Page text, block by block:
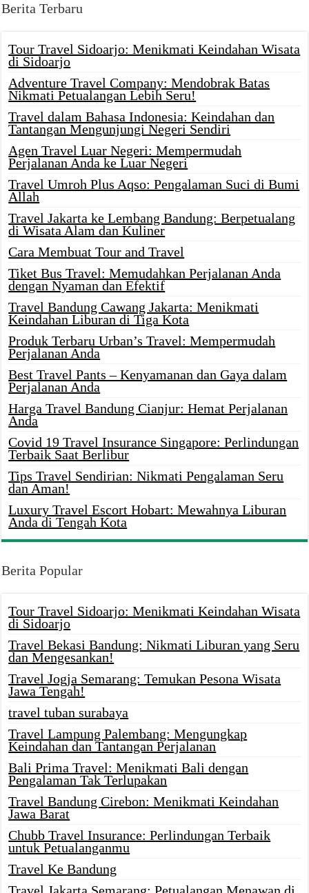
Berita Terbaru
Tour Travel Sidoarjo: Menikmati Keindahan Wisata
di Sidoarjo
Adventure Travel Company: Mendobrak Batas
Nikmati Petualangan Lebih Seru!
Travel dalam Bahasa Indonesia: Keindahan dan
Tantangan Mengunjungi Negeri Sendiri
Agen Travel Luar Negeri: Mempermudah
Perjalanan Anda ke Luar Negeri
Travel Umroh Plus Aqso: Pengalaman Suci di Bumi
Allah
Travel Jakarta ke Lembang Bandung: Berpetualang
di Wisata Alam dan Kuliner
Cara Membuat Tour and Travel
Tiket Bus Travel: Memudahkan Perjalanan Anda
dengan Nyaman dan Efektif
Travel Bandung Cawang Jakarta: Menikmati
Keindahan Liburan di Tiga Kota
Produk Terbaru Urban’s Travel: Mempermudah
Perjalanan Anda
Best Travel Pants – Kenyamanan dan Gaya dalam
Perjalanan Anda
Harga Travel Bandung Cianjur: Hemat Perjalanan
Anda
Covid 19 Travel Insurance Singapore: Perlindungan
Terbaik Saat Berlibur
Tips Travel Sendirian: Nikmati Pengalaman Seru
dan Aman!
Luxury Travel Escort Hobart: Mewahnya Liburan
Anda di Tengah Kota
Berita Popular
Tour Travel Sidoarjo: Menikmati Keindahan Wisata
di Sidoarjo
Travel Bekasi Bandung: Nikmati Liburan yang Seru
dan Mengesankan!
Travel Jogja Semarang: Temukan Pesona Wisata
Jawa Tengah!
travel tuban surabaya
Travel Lampung Palembang: Mengungkap
Keindahan dan Tantangan Perjalanan
Bali Prima Travel: Menikmati Bali dengan
Pengalaman Tak Terlupakan
Travel Bandung Cirebon: Menikmati Keindahan
Jawa Barat
Chubb Travel Insurance: Perlindungan Terbaik
untuk Petualanganmu
Travel Ke Bandung